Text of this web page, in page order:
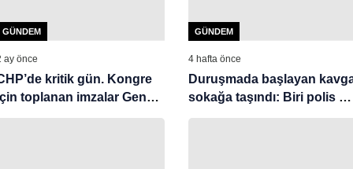
GÜNDEM
ay önce
kritik gün. Kongre
toplanan imzalar Genel
teslim edildi
GÜNDEM
4 hafta önce
Duruşmada başlayan
sokağa taşındı: Biri polis üç
yaralı